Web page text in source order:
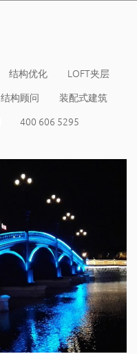
结构优化
LOFT夹层
结构顾问
装配式建筑
400 606 5295